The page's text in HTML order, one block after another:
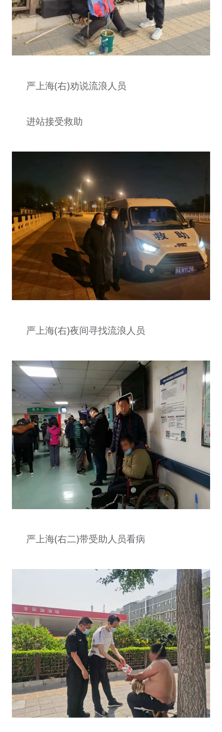
严上海(右)劝说流浪人员
进站接受救助
严上海(右)夜间寻找流浪人员
严上海(右二)带受助人员看病